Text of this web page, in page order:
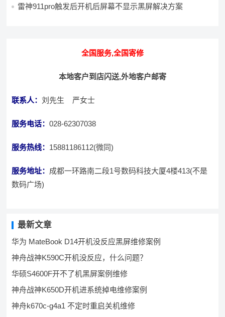
雷神911pro触发后开机后屏幕不显示黑屏解决方案
全国服务,全国寄修
本地客户到店闪送,外地客户邮寄
联系人：刘先生 严女士
服务电话：028-62307038
服务热线： 15881186112(微同)
服务地址： 成都一环路南二段1号数码科技大厦4楼413(不是
数码广场)
最新文章
华为 MateBook D14开机没反应黑屏维修案例
神舟战神K590C开机没反应，什么问题？
华硕S4600F开不了机黑屏案例维修
神舟战神K650D开机进系统掉电维修案例
神舟k670c-g4a1 不定时重启关机维修